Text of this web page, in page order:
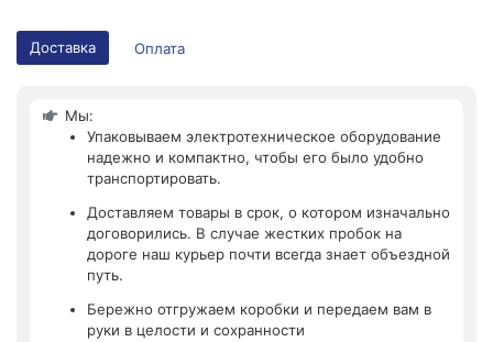
Доставка Оплата
Мы:
Упаковываем электротехническое оборудование
надежно и компактно, чтобы его было удобно
транспортировать.
Доставляем товары в срок, о котором изначально
договорились. В случае жестких пробок на
дороге наш курьер почти всегда знает объездной
путь.
Бережно отгружаем коробки и передаем вам в
руки в целости и сохранности